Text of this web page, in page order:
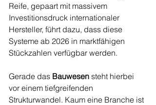
Reife, gepaart mit massivem
Investitionsdruck internationaler
Hersteller, führt dazu, dass diese
Systeme ab 2026 in marktfähigen
Stückzahlen verfügbar werden.
Gerade das Bauwesen steht hierbei
vor einem tiefgreifenden
Strukturwandel. Kaum eine Branche ist